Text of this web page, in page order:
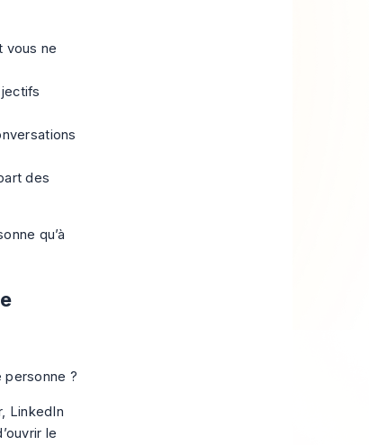
vous ne
des
qu’à
personne ?
LinkedIn
le